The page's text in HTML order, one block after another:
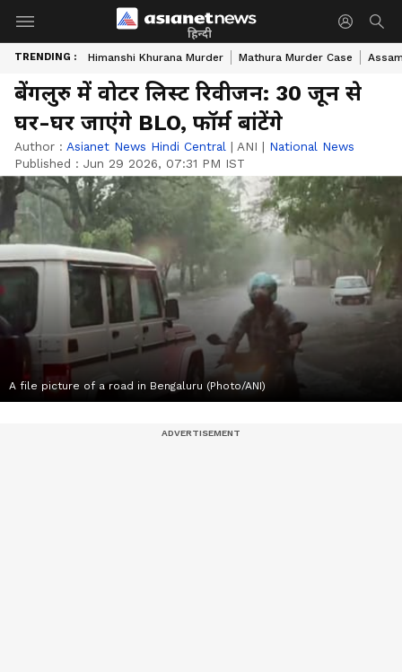
हिन्दी
TRENDING : Himanshi Khurana Murder Mathura Murder Case
बेंगलुरु में वोटर लिस्ट रिवीजन: 30 जून से
घर-घर जाएंगे BLO, फॉर्म बांटेंगे
Author : Asianet News Hindi Central | ANI | National News
Published : Jun 29 2026, 07:31 PM IST
A file picture of a road in Bengaluru (Photo/ANI)